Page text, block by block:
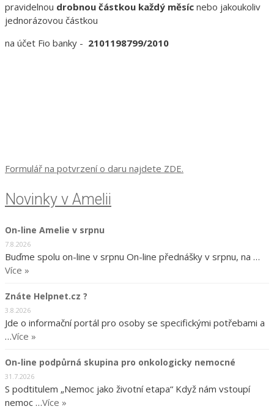
pravidelnou drobnou částkou každý měsíc nebo jakoukoliv
jednorázovou částkou
na účet Fio banky - 2101198799/2010
Formulář na potvrzení o daru najdete ZDE.
Novinky v Amelii
On-line Amelie v srpnu
7.8.2026
Buďme spolu on-line v srpnu On-line přednášky v srpnu, na …
Více »
Znáte Helpnet.cz ?
3.8.2026
Jde o informační portál pro osoby se specifickými potřebami a
…Více »
On-line podpůrná skupina pro onkologicky nemocné
31.7.2026
S podtitulem „Nemoc jako životní etapa“ Když nám vstoupí
nemoc …Více »